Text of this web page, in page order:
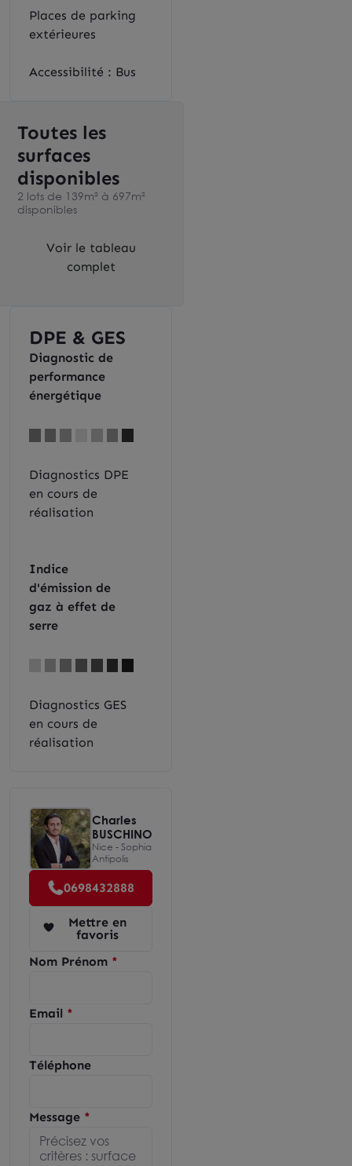
Places de parking
extérieures
Accessibilité : Bus
Toutes les
surfaces
disponibles
2 lots de 139m² à 697m²
disponibles
Voir le tableau
complet
DPE & GES
Diagnostic de
performance
énergétique
Diagnostics DPE
en cours de
réalisation
Indice
d'émission de
gaz à effet de
serre
Diagnostics GES
en cours de
réalisation
Charles
BUSCHINO
Nice - Sophia
Antipolis
0698432888
Mettre en
favoris
Nom Prénom
Email
Téléphone
Message